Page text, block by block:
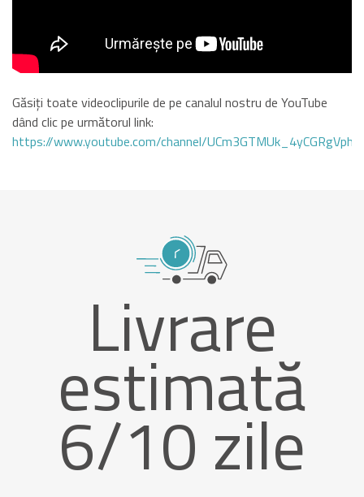
Găsiți toate videoclipurile de pe canalul nostru de YouTube
dând clic pe următorul link:
https://www.youtube.com/channel/
Livrare
estimată
6/10 zile